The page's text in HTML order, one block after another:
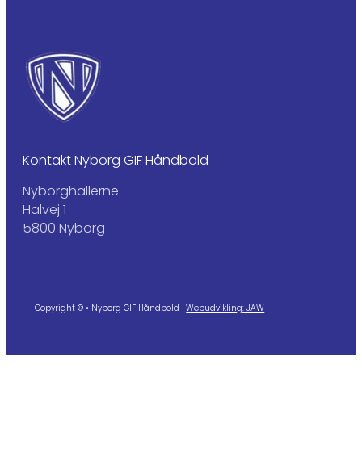
Kontakt Nyborg GIF Håndbold
Nyborghallerne
Halvej 1
5800 Nyborg
Copyright © • Nyborg GIF Håndbold ·Webudvikling: JAW